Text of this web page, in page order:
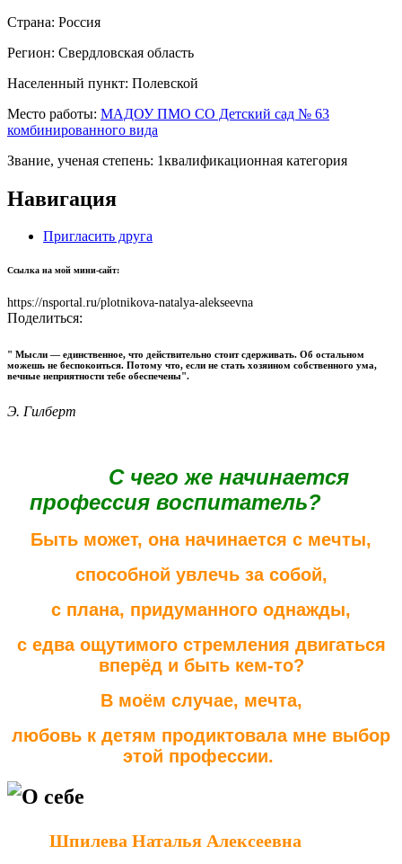
Страна: Россия
Регион: Свердловская область
Населенный пункт: Полевской
Место работы: МАДОУ ПМО СО Детский сад № 63
комбинированного вида
Звание, ученая степень: 1квалификационная категория
Навигация
Пригласить друга
Ссылка на мой мини-сайт:
https://nsportal.ru/plotnikova-natalya-alekseevna
Поделиться:
" Мысли — единственное, что действительно стоит сдерживать. Об остальном
можешь не беспокоиться. Потому что, если не стать хозяином собственного ума,
вечные неприятности тебе обеспечены".
Э. Гилберт
С чего же начинается
профессия воспитатель?
Быть может, она начинается с мечты,
способной увлечь за собой,
с плана, придуманного однажды,
с едва ощутимого стремления двигаться
вперёд и быть кем-то?
В моём случае, мечта,
любовь к детям продиктовала мне выбор
этой профессии.
О себе
Шпилева Наталья Алексеевна